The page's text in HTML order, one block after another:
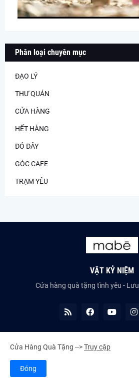
Phân loại chuyên mục
ĐẠO LÝ
THƯ QUÁN
CỬA HÀNG
HẾT HÀNG
ĐÓ ĐÂY
GÓC CAFE
TRẠM YÊU
VẬT KỶ NIỆM
Cửa hàng quà tặng tình yêu -
©2023 All Rights Reserved -
Cửa Hàng Quà Tặng -->Truy cập
Đóng